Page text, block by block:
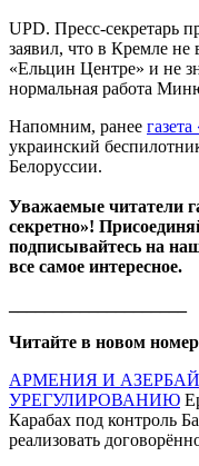
UPD. Пресс-секретарь
заявил, что в Кремле не
«Ельцин Центре» и не
нормальная работа
Напомним, ранее
украинский
Белоруссии.
Уважаемые читатели
секретно»!
подписывайтесь на
все самое интересное.
Читайте в новом
АРМЕНИЯ И
УРЕГУЛИРОВАНИЮ
Карабах под контроль
реализовать